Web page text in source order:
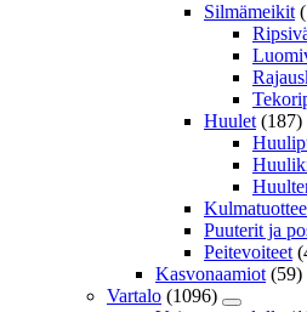
Silmämeikit
Huulet (187)
Puuterit ja
Peitevoiteet
Kasvonaamiot (59)
Vartalo (1096)